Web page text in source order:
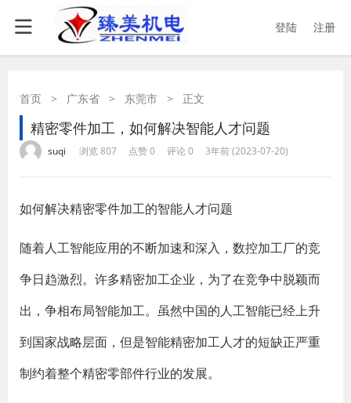
登陆 注册
首页 > 广东省 > 东莞市 > 正文
精密零件加工，如何解决智能人才问题
suqi 浏览 807 点赞 0 评论 0 3年前 (2023-07-20)
如何解决精密零件加工的智能人才问题
随着人工智能应用的不断加速和深入，数控加工厂的竞
争日趋激烈。许多精密加工企业，为了在竞争中脱颖而
出，争相布局智能加工。虽然中国的人工智能已经上升
到国家战略层面，但是智能精密加工人才的短缺正严重
制约着整个精密零部件行业的发展。